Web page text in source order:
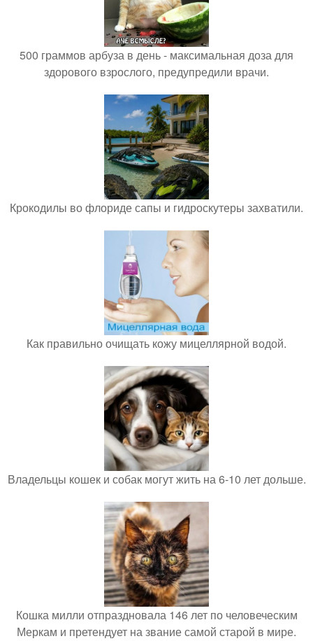
500 граммов арбуза в день - максимальная доза для
здорового взрослого, предупредили врачи.
Крокодилы во флориде сапы и гидроскутеры захватили.
Как правильно очищать кожу мицеллярной водой.
Владельцы кошек и собак могут жить на 6-10 лет дольше.
Кошка милли отпраздновала 146 лет по человеческим
Меркам и претендует на звание самой старой в мире.